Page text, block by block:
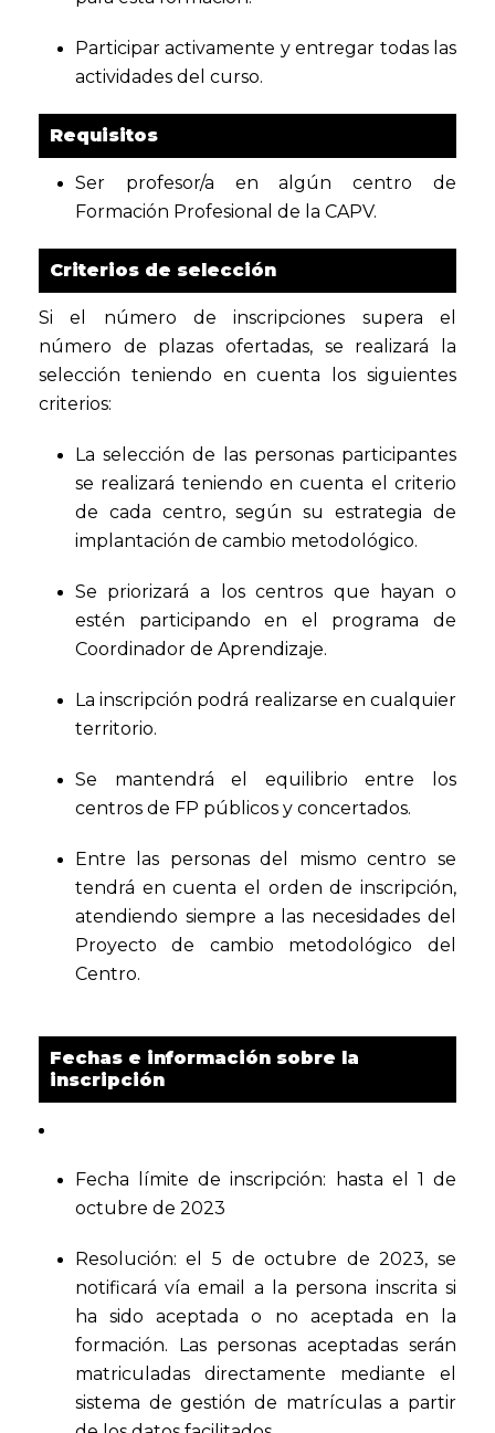
Participar activamente y entregar todas las
actividades del curso.
Requisitos
Ser profesor/a en algún centro de
Formación Profesional de la CAPV.
Criterios de selección
Si el número de inscripciones supera el
número de plazas ofertadas, se realizará la
selección teniendo en cuenta los siguientes
criterios:
La selección de las personas participantes
se realizará teniendo en cuenta el criterio
de cada centro, según su estrategia de
implantación de cambio metodológico.
Se priorizará a los centros que hayan o
estén participando en el programa de
Coordinador de Aprendizaje.
La inscripción podrá realizarse en cualquier
territorio.
Se mantendrá el equilibrio entre los
centros de FP públicos y concertados.
Entre las personas del mismo centro se
tendrá en cuenta el orden de inscripción,
atendiendo siempre a las necesidades del
Proyecto de cambio metodológico del
Centro.
Fechas e información sobre la
inscripción
Fecha límite de inscripción: hasta el 1 de
octubre de 2023
Resolución: el 5 de octubre de 2023, se
notificará vía email a la persona inscrita si
ha sido aceptada o no aceptada en la
formación. Las personas aceptadas serán
matriculadas directamente mediante el
sistema de gestión de matrículas a partir